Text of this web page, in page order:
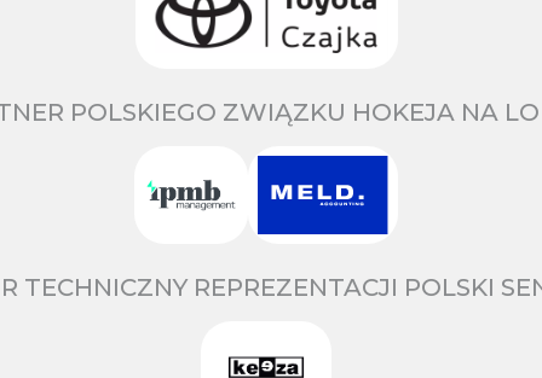
POLSKIEGO ZWIĄZKU HOKEJA NA
TECHNICZNY REPREZENTACJI POLSKI